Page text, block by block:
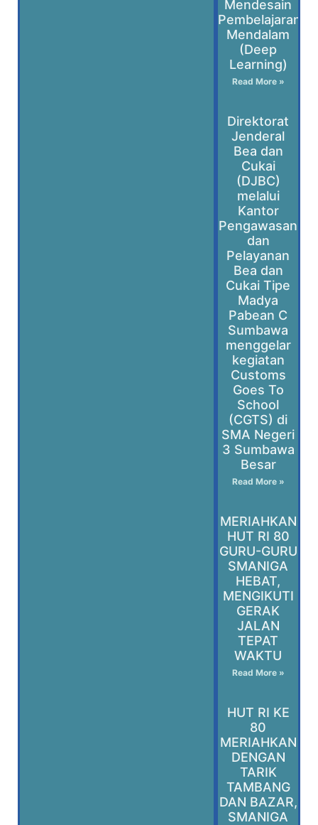
Mendesain
Pembelajaran
Mendalam
(Deep
Learning)
Read More »
Direktorat
Jenderal
Bea dan
Cukai
(DJBC)
melalui
Kantor
Pengawasan
dan
Pelayanan
Bea dan
Cukai Tipe
Madya
Pabean C
Sumbawa
menggelar
kegiatan
Customs
Goes To
School
(CGTS) di
SMA Negeri
3 Sumbawa
Besar
Read More »
MERIAHKAN
HUT RI 80
GURU-GURU
SMANIGA
HEBAT,
MENGIKUTI
GERAK
JALAN
TEPAT
WAKTU
Read More »
HUT RI KE
80
MERIAHKAN
DENGAN
TARIK
TAMBANG
DAN BAZAR,
SMANIGA